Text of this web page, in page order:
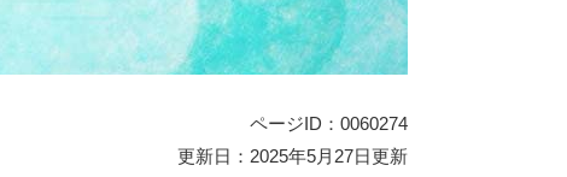
ページID：0060274
更新日：2025年5月27日更新